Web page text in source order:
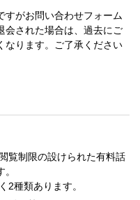
すがお問い合わせフォーム
会された場合は、過去にご
なります。ご了承ください
覧制限の設けられた有料話
2種類あります。